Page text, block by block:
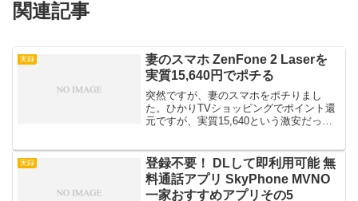
関連記事
実録
妻のスマホ ZenFone 2 Laserを
実質15,640円でポチる
突然ですが、妻のスマホをポチりまし
た。ひかりTVショッピングでポイント還
元ですが、実質15,640という激安だった
ようと考えていました。ネット...
実録
登録不要！ DLして即利用可能 無
料通話アプリ SkyPhone MVNO
一家おすすめアプリその5